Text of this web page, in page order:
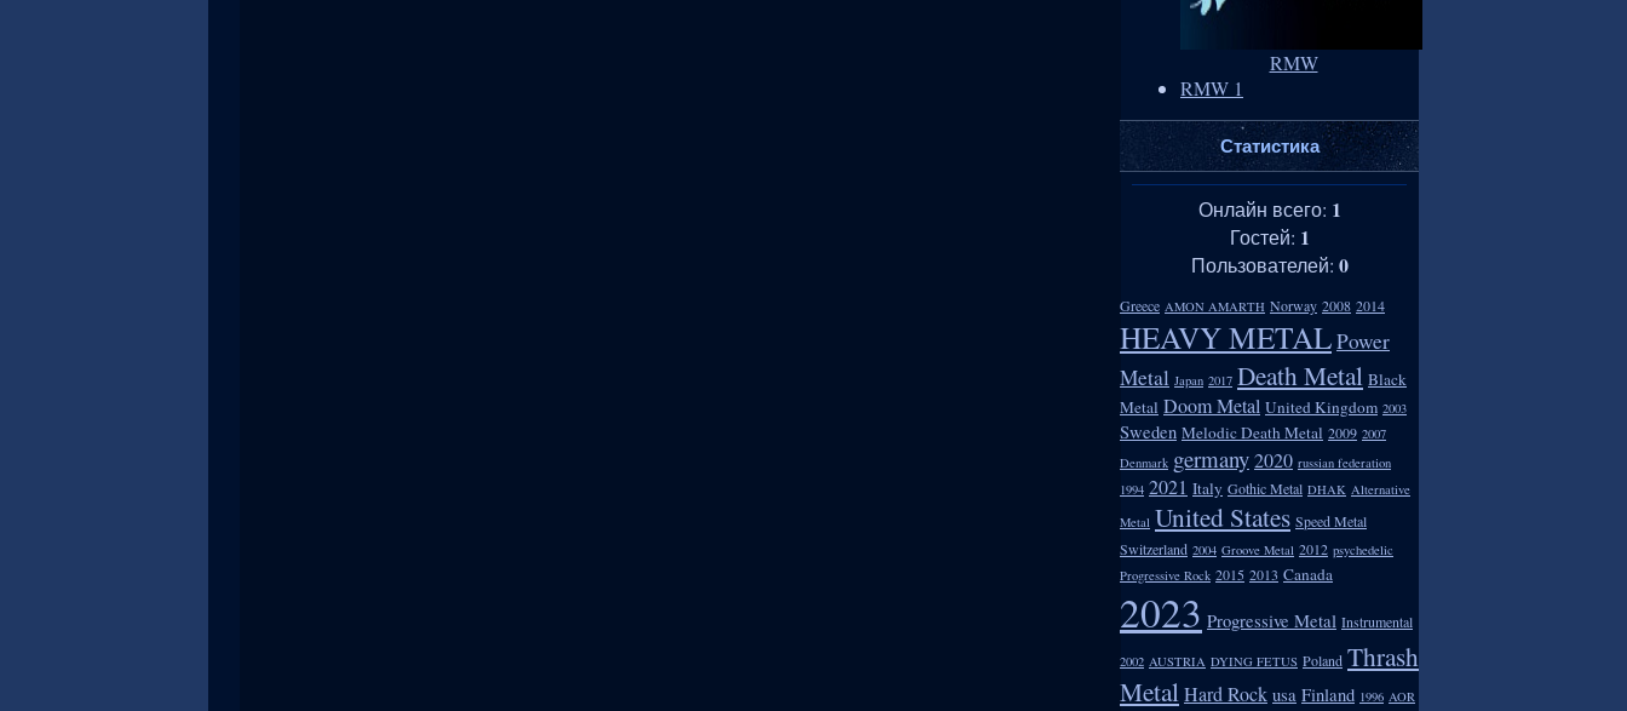
RMW
RMW 1
Статистика
Онлайн всего: 1
Гостей: 1
Пользователей: 0
Greece AMON AMARTH Norway 2008 2014
HEAVY METALPower
Metal Japan 2017 Death Metal Black
Metal Doom Metal United Kingdom 2003
Sweden Melodic Death Metal 2009 2007
Denmark germany2020 russian federation
1994 2021 Italy Gothic Metal DHAK Alternative
Metal United States Speed Metal
Switzerland 2004 Groove Metal 2012 psychedelic
Progressive Rock 2015 2013 Canada
2023 Progressive Metal Instrumental
2002 AUSTRIA DYING FETUS Poland Thrash
MetalHard Rock usa Finland 1996 AOR